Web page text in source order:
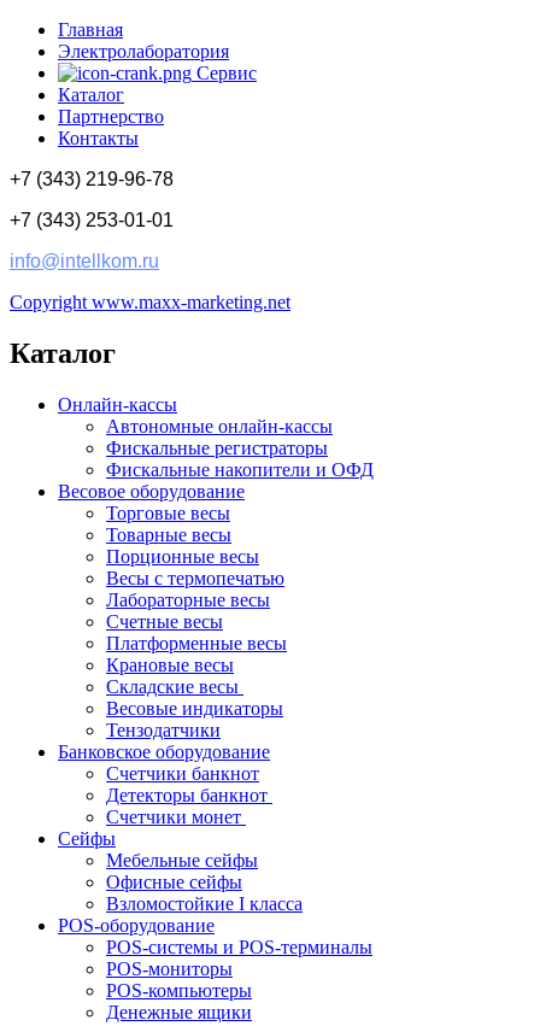
Главная
Электролаборатория
Сервис
Каталог
Партнерство
Контакты
+7 (343) 219-96-78
+7 (343) 253-01-01
info@intellkom.ru
Copyright www.maxx-marketing.net
Каталог
Онлайн-кассы
Автономные онлайн-кассы
Фискальные регистраторы
Фискальные накопители и ОФД
Весовое оборудование
Торговые весы
Товарные весы
Порционные весы
Весы с термопечатью
Лабораторные весы
Счетные весы
Платформенные весы
Крановые весы
Складские весы
Весовые индикаторы
Тензодатчики
Банковское оборудование
Счетчики банкнот
Детекторы банкнот
Счетчики монет
Сейфы
Мебельные сейфы
Офисные сейфы
Взломостойкие I класса
POS-оборудование
POS-системы и POS-терминалы
POS-мониторы
POS-компьютеры
Денежные ящики